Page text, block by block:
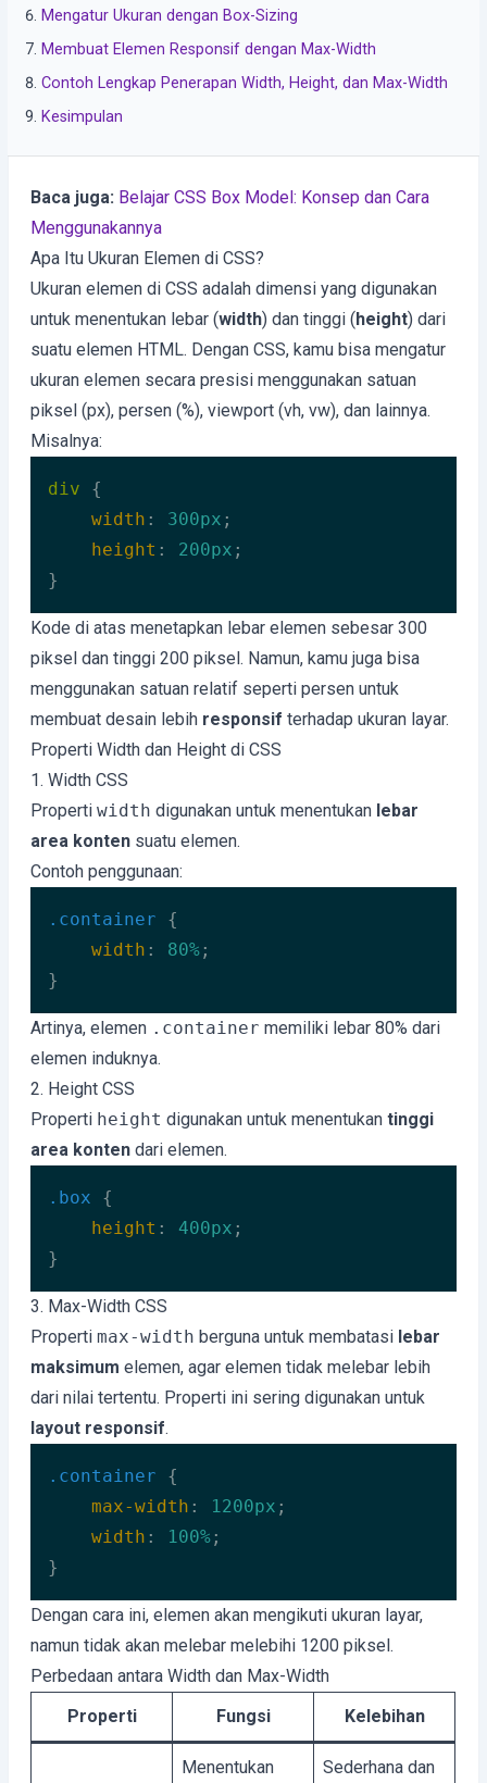
Mengatur Ukuran dengan Box-Sizing
Membuat Elemen Responsif dengan Max-Width
Contoh Lengkap Penerapan Width, Height, dan Max-Width
Kesimpulan
Baca juga: Belajar CSS Box Model: Konsep dan Cara
Menggunakannya
Apa Itu Ukuran Elemen di CSS?
Ukuran elemen di CSS adalah dimensi yang digunakan
untuk menentukan lebar (width) dan tinggi (height) dari
suatu elemen HTML. Dengan CSS, kamu bisa mengatur
ukuran elemen secara presisi menggunakan satuan
piksel (px), persen (%), viewport (vh, vw), dan lainnya.
Misalnya:
div {
width : 300px ;
height : 200px ;
}
Code language: CSS (css)
Kode di atas menetapkan lebar elemen sebesar 300
piksel dan tinggi 200 piksel. Namun, kamu juga bisa
menggunakan satuan relatif seperti persen untuk
membuat desain lebih responsif terhadap ukuran layar.
Properti Width dan Height di CSS
1. Width CSS
Properti width digunakan untuk menentukan lebar
area konten suatu elemen.
Contoh penggunaan:
.container {
width : 80% ;
}
Code language: CSS ( css)
Artinya, elemen .container memiliki lebar 80% dari
elemen induknya.
2. Height CSS
Properti height digunakan untuk menentukan tinggi
area konten dari elemen.
.box {
height : 400px ;
}
Code language: CSS
3. Max-Width CSS
Properti max-width berguna untuk membatasi lebar
maksimum elemen, agar elemen tidak melebar lebih
dari nilai tertentu. Properti ini sering digunakan untuk
layout responsif.
.container {
max-width : 1200px ;
width : 100% ;
}
Code language: CSS (css)
Dengan cara ini, elemen akan mengikuti ukuran layar,
namun tidak akan melebar melebihi 1200 piksel.
Perbedaan antara Width dan Max-Width
Properti
Fungsi Kelebihan
Menentukan Sederhana dan